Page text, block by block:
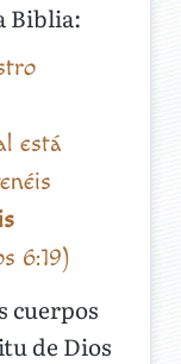
Biblia:
está
6:19)
cuerpos
de Dios